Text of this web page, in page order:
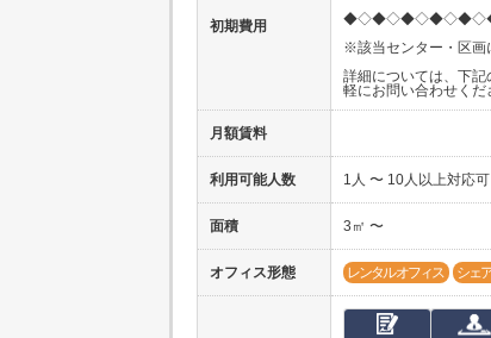
初期費用
※該当センター・区画
詳細については、下
軽にお問い合わせくだ
月額賃料
利用可能人数 1人 〜 10人以上対応可
面積 3㎡ 〜
オフィス形態 レンタルオフィス シェ